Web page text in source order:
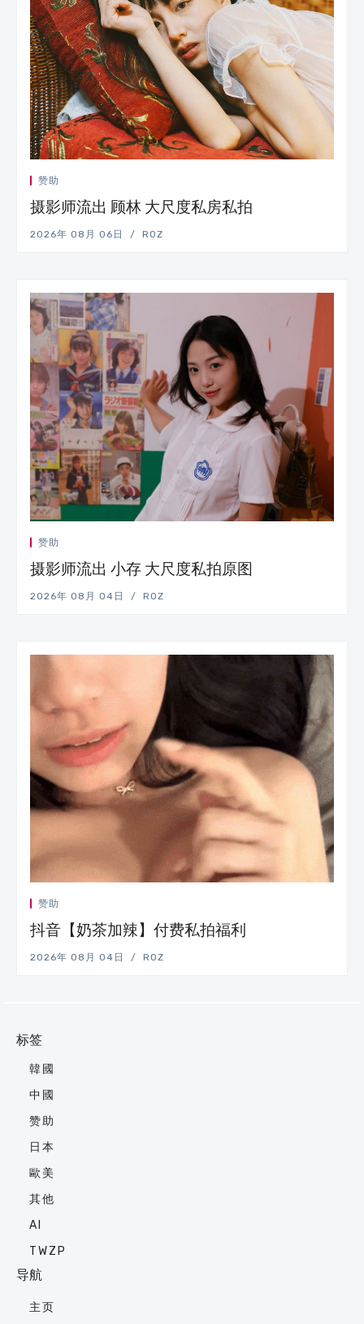
赞助
摄影师流出 顾林 大尺度私房私拍
2026年 08月 06日 ROZ
赞助
摄影师流出 小存 大尺度私拍原图
2026年 08月 04日 ROZ
赞助
抖音【奶茶加辣】付费私拍福利
2026年 08月 04日 ROZ
标签
韓國
中國
赞助
日本
歐美
其他
AI
TWZP
导航
主页